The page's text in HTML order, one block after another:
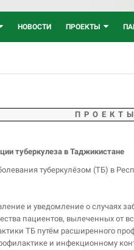
НОВОСТИ ПРОЕКТЫ
П Р О Е К Т Ы
туберкулеза в Таджикистане
туберкулёзом (ТБ) в
и уведомление о случаях
пациентов, вылеченных от
ТБ путём расширенного
и инфекционному